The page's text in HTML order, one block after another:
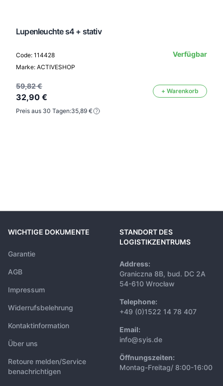
Lupenleuchte s4 + stativ
Code: 114428
Marke: ACTIVESHOP
Verfügbar
59,82 €
32,90 €
+ Warenkorb
Preis aus 30 Tagen:35,89 €
WICHTIGE DOKUMENTE
Garantie
AGB
Impressum
Widerrufsbelehrung
Kontaktinformation
Über uns
Retoure melden/Service
benachrichtigen
STANDORT DES
LOGISTIKZENTRUMS
Address:
Graniczna 8B, bud. DC 2A
54-610 Wrocław
Telephone:
+49 (0)1522 14 78 407
Email:
info@syis.de
Öffnungszeiten:
Montag-Freitag/ 8:00-16:00